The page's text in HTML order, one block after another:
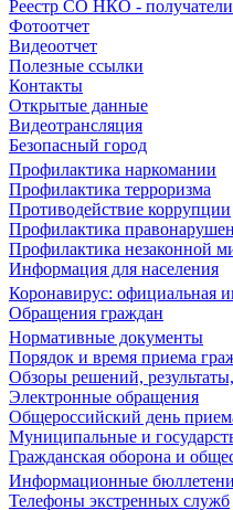
Реестр СО НКО -
Фотоотчет
Видеоотчет
Полезные ссылки
Контакты
Открытые данные
Видеотрансляция
Безопасный город
Профилактика наркомании
Профилактика терроризма
Противодействие коррупции
Профилактика
Профилактика незаконной
Информация для населения
Коронавирус: официальная
Обращения граждан
Нормативные документы
Порядок и время приема
Обзоры решений,
Электронные обращения
Общероссийский день
Муниципальные и
Гражданская оборона и
Информационные бюллетени
Телефоны экстренных служб